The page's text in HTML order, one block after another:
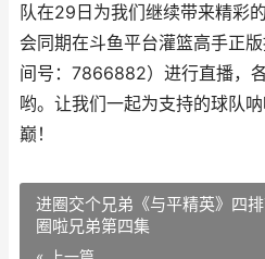
队在29日为我们继续带来精彩
会同期在斗鱼平台灌篮高手正
间号：7866882）进行直播，
哟。让我们一起为支持的球队
巅！
进圈交个兄弟《与平精英》四
圈啦兄弟第四集